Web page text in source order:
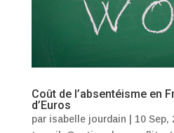
Coût de l’absentéisme en
d’Euros
par isabelle jourdain 10 Sep,